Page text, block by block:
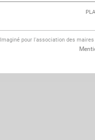
Imaginé pour l'association des